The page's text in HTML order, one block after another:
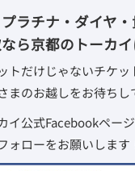
ラチナ・ダイヤ
ら京都のトーカイ
トだけじゃないチケ
まのお越しをお待ちし
イ公式Facebookペー
ォローをお願いします